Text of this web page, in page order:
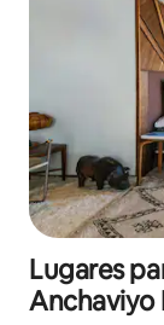
Lugares
Anchaviyo